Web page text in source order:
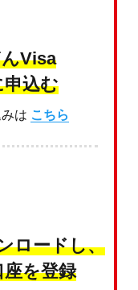
Visa
込む
は こちら
ロードし、
を登録